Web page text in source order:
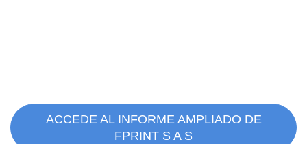
ACCEDE AL INFORME AMPLIADO DE
FPRINT S A S